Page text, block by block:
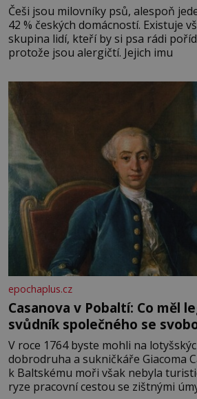
Češi jsou milovníky psů, alespoň
42 % českých domácností. Existuje
skupina lidí, kteří by si psa rádi
protože jsou alergičtí. Jejich imu
epochaplus.cz
Casanova v Pobaltí: Co měl
svůdník společného se
V roce 1764 byste mohli na
dobrodruha a sukničkáře Giacoma
k Baltskému moři však nebyla
ryze pracovní cestou se zištnými